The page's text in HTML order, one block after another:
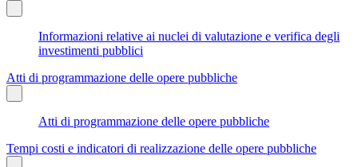
Informazioni relative ai nuclei di valutazione e verifica degli
investimenti pubblici
Atti di programmazione delle opere pubbliche
Atti di programmazione delle opere pubbliche
Tempi costi e indicatori di realizzazione delle opere pubbliche